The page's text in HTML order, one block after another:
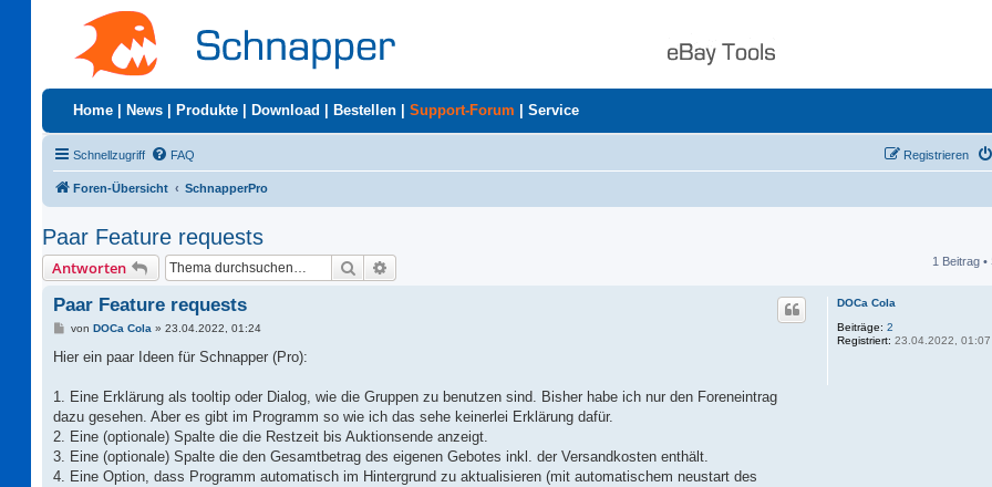
Home News Produkte Download Bestellen Support-Forum Service
Schnellzugriff FAQ Registrieren
Foren-Übersicht SchnapperPro
Paar Feature requests
Antworten Suche 1 Beitrag •
DOCa Cola
Beiträge: 2
Registriert: 23.04.2022, 01:07
Paar Feature requests
B
i
a
von DOCa Cola » 23.04.2022, 01:24
Hier ein paar Ideen für Schnapper (Pro):
1. Eine Erklärung als tooltip oder Dialog, wie die Gruppen zu benutzen sind. Bisher habe ich nur den Foreneintrag
dazu gesehen. Aber es gibt im Programm so wie ich das sehe keinerlei Erklärung dafür.
2. Eine (optionale) Spalte die die Restzeit bis Auktionsende anzeigt.
3. Eine (optionale) Spalte die den Gesamtbetrag des eigenen Gebotes inkl. der Versandkosten enthält.
4. Eine Option, dass Programm automatisch im Hintergrund zu aktualisieren (mit automatischem neustart des